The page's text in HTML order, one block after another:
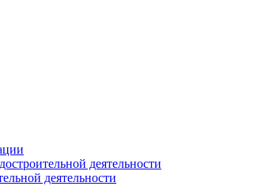
деятельности
деятельности